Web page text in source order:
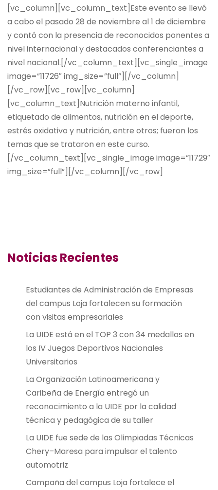
[vc_column][vc_column_text]Este evento se llevó
a cabo el pasado 28 de noviembre al 1 de diciembre
y contó con la presencia de reconocidos ponentes a
nivel internacional y destacados conferenciantes a
nivel nacional.[/vc_column_text][vc_single_image
image=”11726″ img_size=”full”][/vc_column]
[/vc_row][vc_row][vc_column]
[vc_column_text]Nutrición materno infantil,
etiquetado de alimentos, nutrición en el deporte,
estrés oxidativo y nutrición, entre otros; fueron los
temas que se trataron en este curso.
[/vc_column_text][vc_single_image image=”11729″
img_size=”full”][/vc_column][/vc_row]
Noticias Recientes
Estudiantes de Administración de Empresas
del campus Loja fortalecen su formación
con visitas empresariales
La UIDE está en el TOP 3 con 34 medallas en
los IV Juegos Deportivos Nacionales
Universitarios
La Organización Latinoamericana y
Caribeña de Energía entregó un
reconocimiento a la UIDE por la calidad
técnica y pedagógica de su taller
La UIDE fue sede de las Olimpiadas Técnicas
Chery–Maresa para impulsar el talento
automotriz
Campaña del campus Loja fortalece el